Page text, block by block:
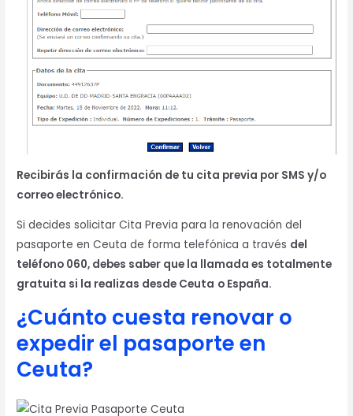
Recibirás la confirmación de tu cita previa por SMS y/o
correo electrónico.
Si decides solicitar Cita Previa para la renovación del
pasaporte en Ceuta de forma telefónica a través del
teléfono 060, debes saber que la llamada es totalmente
gratuita si la realizas desde Ceuta o España.
¿Cuánto cuesta renovar o
expedir el pasaporte en
Ceuta?